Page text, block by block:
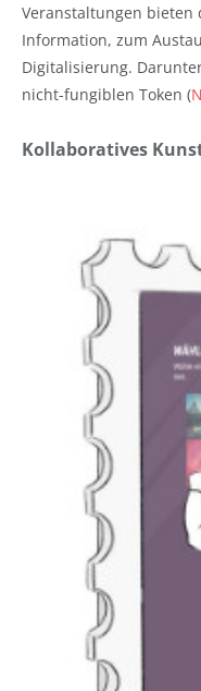
Veranstaltungen bieten
Information, zum
Digitalisierung.
nicht-fungiblen Token (
Kollaboratives